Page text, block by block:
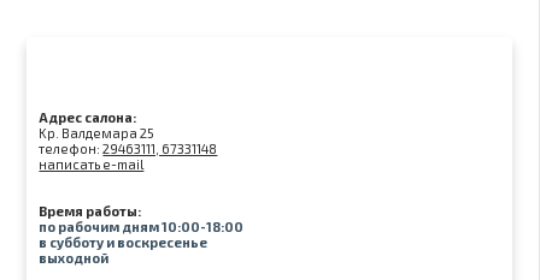
Адрес салона:
Kр. Валдемара 25
телефон:29463111, 67331148
написать e-mail
Время работы:
по рабочим дням 10:00-18:00
в субботу и воскресенье
выходной